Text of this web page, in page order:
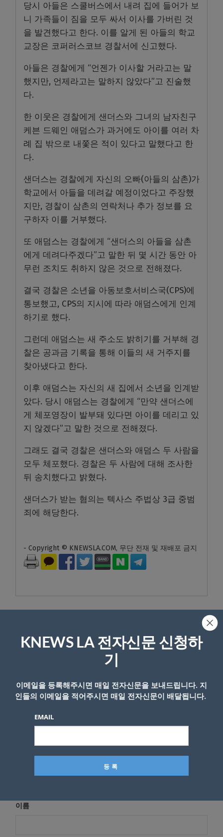
당시 아들은 스쿨버스에서 내려 집에 들어가 보
니 가족들이 짐을 모두 싸서 이사를 가버린 것
을 발견했다고 한다. 이를 알게 된 아들의 학교
교장은 코퍼러스코브 경찰서에 신고했다.
아들은 경찰에게 “언젠가 이사할 거라고는 말
했지만, 언제라고는 말하지 않았다”고 진술했
다.
한 이웃은 경찰에게 샌더스와 그녀의 남자친구
케븐 드웨인 애덤스가 과거에도 아이를 여러 차
례 집 밖으로 내쫓은 적이 있다고 말했다고 한
다.
샌더스는 경찰에게 자신의 오빠(아들의 삼촌)가
학교에서 아들을 데려갈 예정이었다고 주장했
지만, 경찰이 삼촌의 연락처나 추가 정보를 요
구하자 이를 거부했다.
또 애덤스는 경찰에게 “샌더스의 아들을 삼촌
에게 데려다주겠다”고 말한 뒤 몇 시간 동안 아
무런 조치도 취하지 않은 것으로 전해졌다.
결국 경찰은 소년을 아동보호서비스국(CPS)에
통보했고, CPS의 지시에 따라 애덤스에게 인계
하기로 했다.
그런데 애덤스는 새 주소도 밝히기를 거부해 경
찰은 공과금 기록을 통해 이들의 새 거주지를
찾아냈다고 한다.
이후 애덤스는 자신의 새 집에서 소년을 인계받
았다. 당시 애덤스는 경찰에게 “만약 샌더스에
게 체포영장이 발부돼 있다면 아이를 데리고 있
지 않겠다”고 말한 것으로 전해졌다.
그래도 결국 경찰은 샌더스와 애덤스 두 사람을
모두 체포했다. 경찰은 두 사람에 대해 조사한
뒤 송치했다고 밝혔다.
샌더스가 받는 혐의는 텍사스 주법상 3급 중범
죄에 해당한다.
- Copyright © KNEWSLA.COM, 무단 전재 및 재배포 금지
이메일 주소는 공개되지 않습니다. 필수 필드는 *로 표시됩니
댓글*
이름
KNEWS LA 전자신문 신청하
기
이메일을 등록해주시면 매일 전자신문을 보내드립니다. 지
인들의 이메일을 적어주시면 매일 전자신문이 배달됩니다.
EMAIL